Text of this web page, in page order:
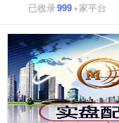
已收录999+家平台